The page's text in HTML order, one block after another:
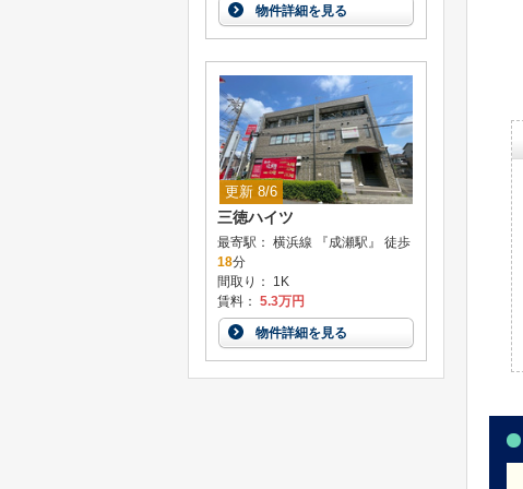
物件詳細を見る
更新 8/6
三徳ハイツ
最寄駅： 横浜線 『成瀬駅』 徒歩
18分
間取り： 1K
賃料： 5.3万円
物件詳細を見る